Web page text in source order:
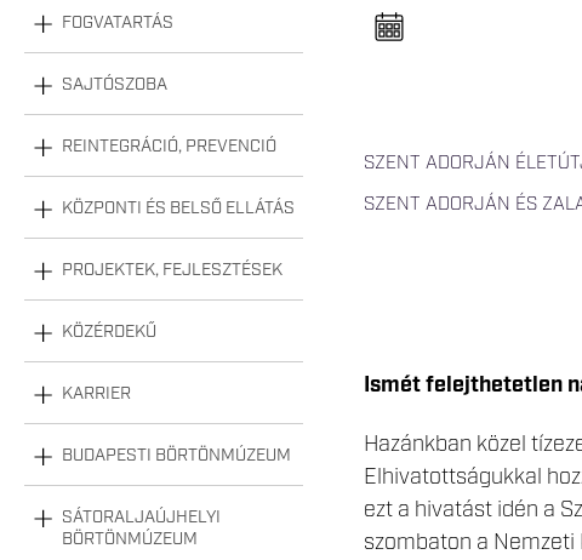
FOGVATARTÁS
SAJTÓSZOBA
REINTEGRÁCIÓ, PREVENCIÓ
KÖZPONTI ÉS BELSŐ ELLÁTÁS
PROJEKTEK, FEJLESZTÉSEK
KÖZÉRDEKŰ
KARRIER
BUDAPESTI BÖRTÖNMÚZEUM
SÁTORALJAÚJHELYI
BÖRTÖNMÚZEUM
e
l
a
SZENT ADORJÁN
SZENT ADORJÁN ÉS
Ismét felejthetetlen
Hazánkban közel
Elhivatottságukkal
ezt a hivatást idén a
szombaton a